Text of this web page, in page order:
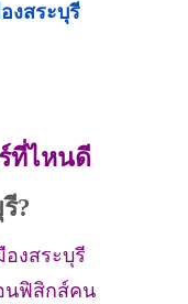
งสระบุรี
ที่ไหนดี
?
งสระบุรี
นฟิสิกส์คน